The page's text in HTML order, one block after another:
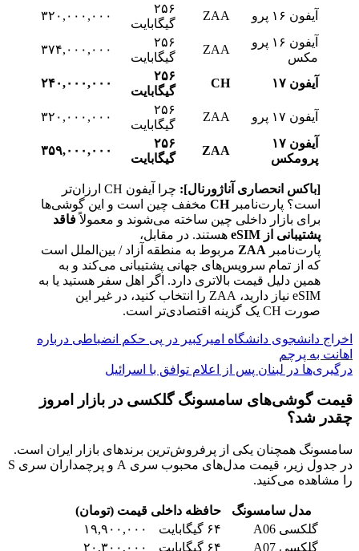
آیفون ۱۶ پرو ZAA
۲۵۶
گیگابایت
۳۲۰,۰۰۰,۰۰۰
آیفون ۱۶ پرو
مکس
ZAA
۲۵۶
گیگابایت
۳۷۴,۰۰۰,۰۰۰
آیفون ۱۷ CH
۲۵۶
گیگابایت
۲۴۰,۰۰۰,۰۰۰
آیفون ۱۷ پرو ZAA
۲۵۶
گیگابایت
۳۲۰,۰۰۰,۰۰۰
آیفون ۱۷
پرومکس
ZAA
۲۵۶
گیگابایت
۳۵۹,۰۰۰,۰۰۰
[باکس انحصاری آناژورنال]:
چرا آیفون CH ارزان‌تر
است؟ پارت‌نامبرCH مخفف چین است و این گوشی‌ها
برای بازار داخلی چین ساخته می‌شوند و معمولاًفاقد
پشتیبانی از eSIM
هستند. در مقابل،
پارت‌نامبر ZAA مربوط به منطقه آزاد / بین‌الملل است
که از تمام سرویس‌های جهانی پشتیبانی می‌کند و به
همین دلیل قیمت بالاتری دارد. اگر اهل سفر هستید یا به
eSIM نیاز دارید، ZAA را انتخاب کنید، در غیر این
صورت CH یک گزینه اقتصادی‌تر است.
اخراج دانشجوی دانشگاه امیرکبیر در پی حکم انضباطی درباره
اهانت به پرچم
درگیری‌ها در لبنان پس از اعلام توافق با اسرائیل
قیمت گوشی‌های سامسونگ گلکسی در بازار امروز
چقدر شد؟
سامسونگ همچنان یکی از پرفروش‌ترین برندهای بازار ایران است.
در جدول زیر، قیمت مدل‌های محبوب سری A و پرچمداران سری S
را مشاهده می‌کنید.
مدل سامسونگ حافظه داخلی قیمت (تومان)
گلکسی A06
۶۴ گیگابایت
۱۹,۹۰۰,۰۰۰
گلکسی A07
۶۴ گیگابایت
۲۰,۳۰۰,۰۰۰